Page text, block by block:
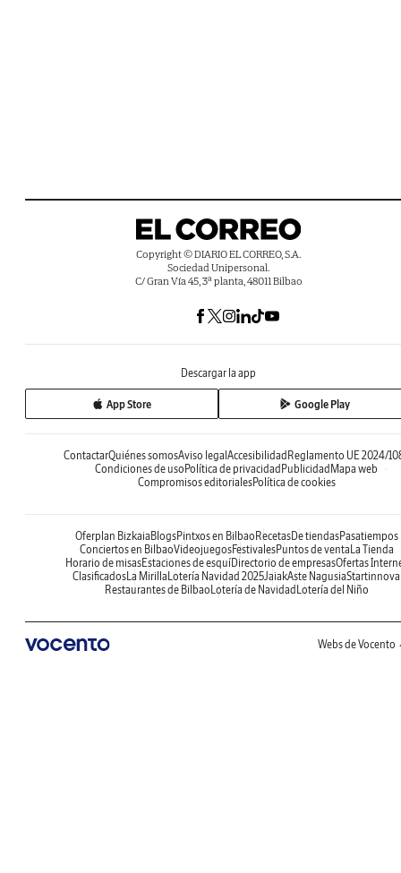
Copyright © DIARIO EL CORREO, S.A.
Sociedad Unipersonal.
C/ Gran Vía 45, 3ª planta, 48011 Bilbao
Descargar la app
App Store Google Play
ContactarQuiénes somosAviso legal Accesibilidad Reglamento UE 2024/
Condiciones de uso Política de privacidad Publicidad Mapa web
Compromisos editorialesPolítica de cookies
Oferplan Bizkaia BlogsPintxos en Bilbao RecetasDe tiendasPasatiempos
Conciertos en BilbaoVideojuegosFestivalesPuntos de venta La Tienda
Horario de misasEstaciones de esquíDirectorio de empresasOfertas
ClasificadosLa Mirilla Lotería Navidad 2025JaiakAste NagusiaStartinnova
Restaurantes de Bilbao Lotería de Navidad Lotería del Niño
Webs de Vocento